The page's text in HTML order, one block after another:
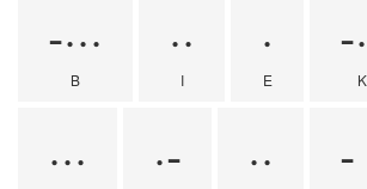
-···
B
··
I
·
E
-
K
··· ·- ·· -